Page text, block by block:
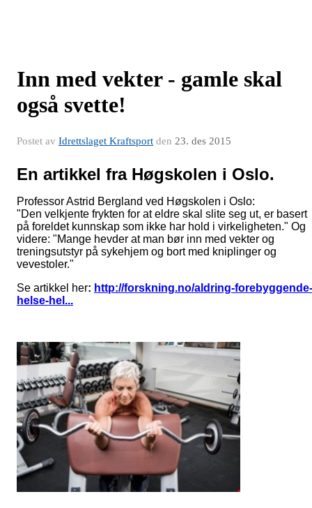
Inn med vekter - gamle skal
også svette!
Postet av Idrettslaget Kraftsport den 23. des 2015
En artikkel fra Høgskolen i Oslo.
Professor Astrid Bergland ved Høgskolen i Oslo:
"Den velkjente frykten for at eldre skal slite seg ut, er basert
på foreldet kunnskap som ikke har hold i virkeligheten." Og
videre: "Mange hevder at man bør inn med vekter og
treningsutstyr på sykehjem og bort med kniplinger og
vevestoler."
Se artikkel her: http://forskning.no/aldring-forebyggende-
helse-hel...